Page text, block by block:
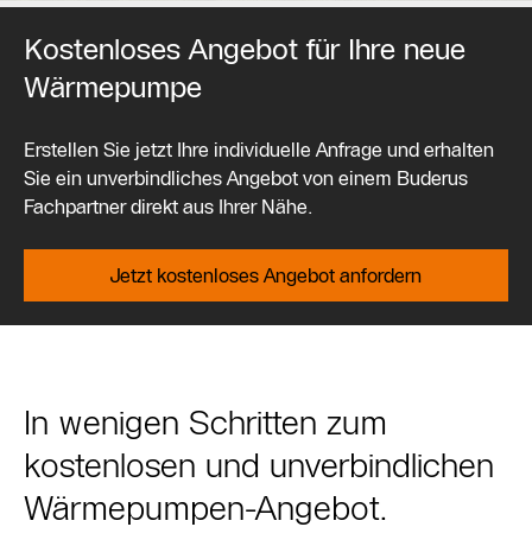
Kostenloses Angebot für Ihre neue
Wärmepumpe
Erstellen Sie jetzt Ihre individuelle Anfrage und erhalten
Sie ein unverbindliches Angebot von einem Buderus
Fachpartner direkt aus Ihrer Nähe.
Jetzt kostenloses Angebot anfordern
In wenigen Schritten zum
kostenlosen und unverbindlichen
Wärmepumpen-Angebot.